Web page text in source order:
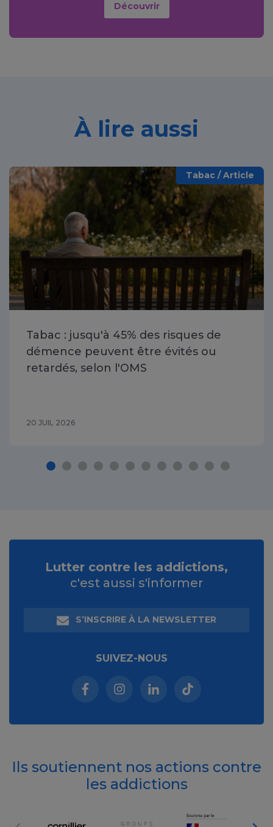
Découvrir
À lire aussi
Tabac / Article
Tabac : jusqu'à 45% des risques de
démence peuvent être évités ou
retardés, selon l'OMS
20 JUIL 2026
Lutter contre les addictions,
c'est aussi s'informer
S’INSCRIRE À LA NEWSLETTER
SUIVEZ-NOUS
Facebook (nouvelle fenêtre)
Instagram (nouvelle fenêtre)
Linkedin (nouvelle
Tiktok (nouvelle
Ils soutiennent nos actions contre
les addictions